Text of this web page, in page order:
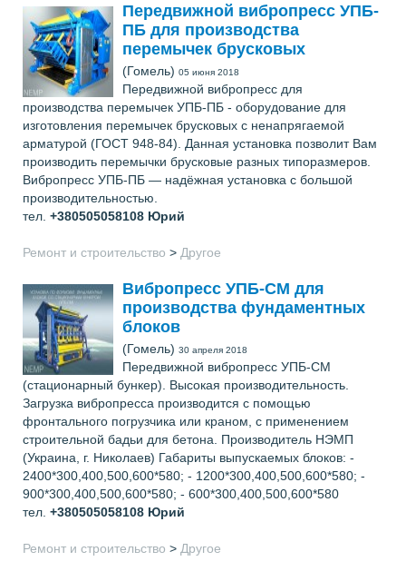
Передвижной вибропресс УПБ-
ПБ для производства
перемычек брусковых
(Гомель) 05 июня 2018
Передвижной вибропресс для
производства перемычек УПБ-ПБ - оборудование для
изготовления перемычек брусковых с ненапрягаемой
арматурой (ГОСТ 948-84). Данная установка позволит Вам
производить перемычки брусковые разных типоразмеров.
Вибропресс УПБ-ПБ — надёжная установка с большой
производительностью.
тел. +380505058108 Юрий
Ремонт и строительство > Другое
Вибропресс УПБ-СМ для
производства фундаментных
блоков
(Гомель) 30 апреля 2018
Передвижной вибропресс УПБ-СМ
(стационарный бункер). Высокая производительность.
Загрузка вибропресса производится с помощью
фронтального погрузчика или краном, с применением
строительной бадьи для бетона. Производитель НЭМП
(Украина, г. Николаев) Габариты выпускаемых блоков: -
2400*300,400,500,600*580; - 1200*300,400,500,600*580; -
900*300,400,500,600*580; - 600*300,400,500,600*580
тел. +380505058108 Юрий
Ремонт и строительство > Другое